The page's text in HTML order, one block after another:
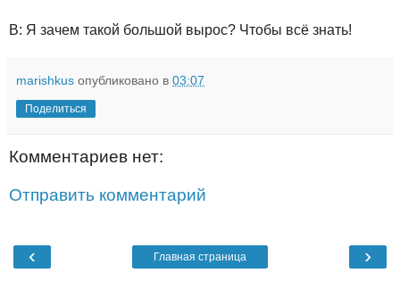
В: Я зачем такой большой вырос? Чтобы всё знать!
marishkus опубликовано в 03:07
Поделиться
Комментариев нет:
Отправить комментарий
‹ ›
Главная страница